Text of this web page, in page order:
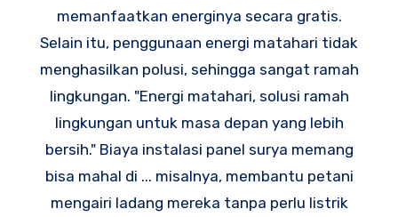
memanfaatkan energinya secara gratis.
Selain itu, penggunaan energi matahari tidak
menghasilkan polusi, sehingga sangat ramah
lingkungan. "Energi matahari, solusi ramah
lingkungan untuk masa depan yang lebih
bersih." Biaya instalasi panel surya memang
bisa mahal di ... misalnya, membantu petani
mengairi ladang mereka tanpa perlu listrik